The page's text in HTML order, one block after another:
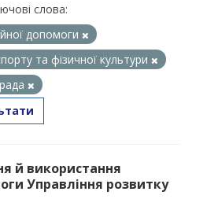
слова:
допомоги
та фізичної культури
й використання
Управління розвитку